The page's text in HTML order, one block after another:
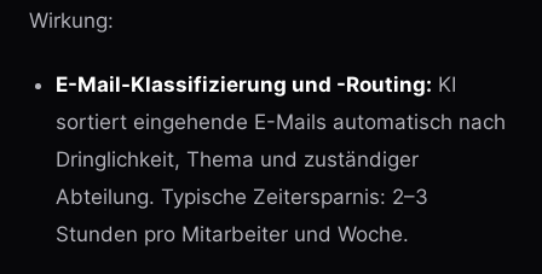
Wirkung:
E-Mail-Klassifizierung und -Routing: KI
sortiert eingehende E-Mails automatisch nach
Dringlichkeit, Thema und zuständiger
Abteilung. Typische Zeitersparnis: 2–3
Stunden pro Mitarbeiter und Woche.